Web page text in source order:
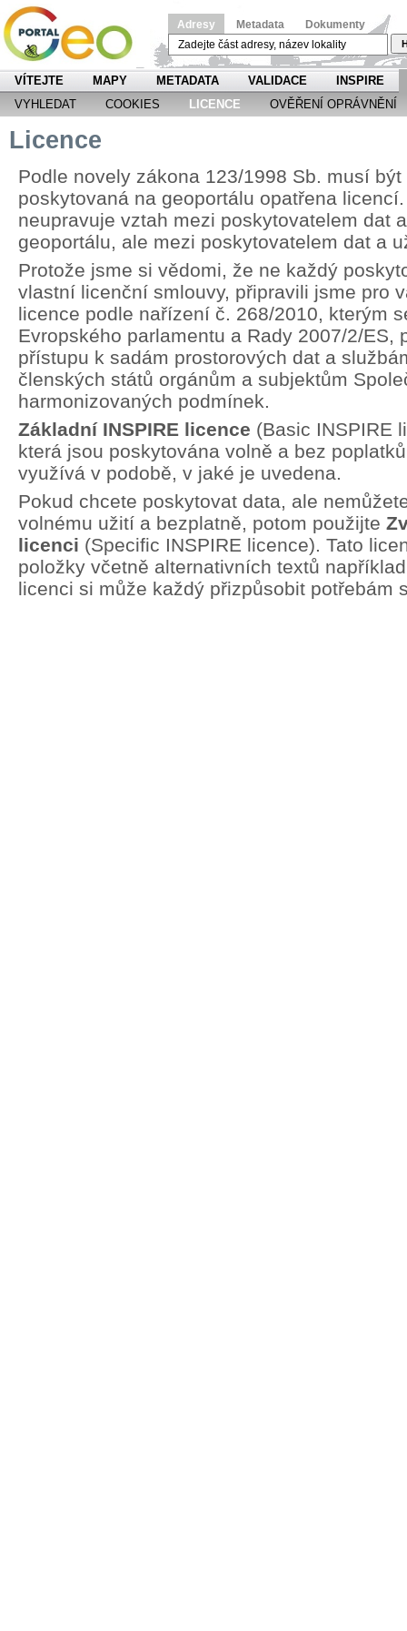
Adresy Metadata Dokumenty
VÍTEJTE MAPY METADATA VALIDACE
INSPIRE
VYHLEDAT
COOKIES LICENCE OVĚŘENÍ OPRÁVNĚNÍ
Licence
Podle novely zákona 123/1998 Sb. musí
poskytovaná na geoportálu opatřena
neupravuje vztah mezi poskytovatelem dat
geoportálu, ale mezi poskytovatelem dat a
Protože jsme si vědomi, že ne každý
vlastní licenční smlouvy, připravili jsme pro
licence podle nařízení č. 268/2010, kterým
Evropského parlamentu a Rady 2007/2/ES,
přístupu k sadám prostorových dat a
členských států orgánům a subjektům
harmonizovaných podmínek.
Základní INSPIRE licence (Basic INSPIRE
která jsou poskytována volně a bez
využívá v podobě, v jaké je uvedena.
Pokud chcete poskytovat data, ale
volnému užití a bezplatně, potom použijte
licenci (Specific INSPIRE licence). Tato
položky včetně alternativních textů
licenci si může každý přizpůsobit potřebám